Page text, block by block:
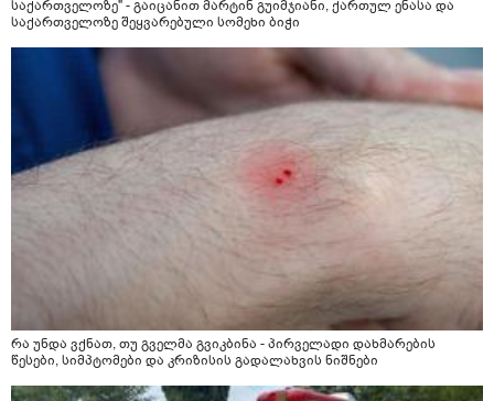
საქართველოზე" - გაიცანით მარტინ გუიმჯიანი, ქართულ ენასა და
საქართველოზე შეყვარებული სომეხი ბიჭი
რა უნდა ვქნათ, თუ გველმა გვიკბინა - პირველადი დახმარების
წესები, სიმპტომები და კრიზისის გადალახვის ნიშნები